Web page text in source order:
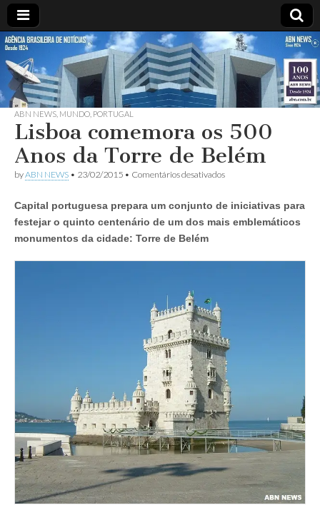
ABN
AGÊNCIA
BRASILEIRA
DE
NOTÍCIAS
DESDE
1924
ABN NEWS MUNDO PORTUGAL
Lisboa comemora os 500
Anos da Torre de Belém
byABN NEWS • 23/02/2015 • Comentários desativadosem
os
500
Capital portuguesa prepara um conjunto de iniciativas para
festejar o quinto centenário de um dos mais emblemáticos
monumentos da cidade: Torre de Belém